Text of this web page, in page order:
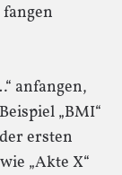
anfangen,
„BMI“
ersten
„Akte X“